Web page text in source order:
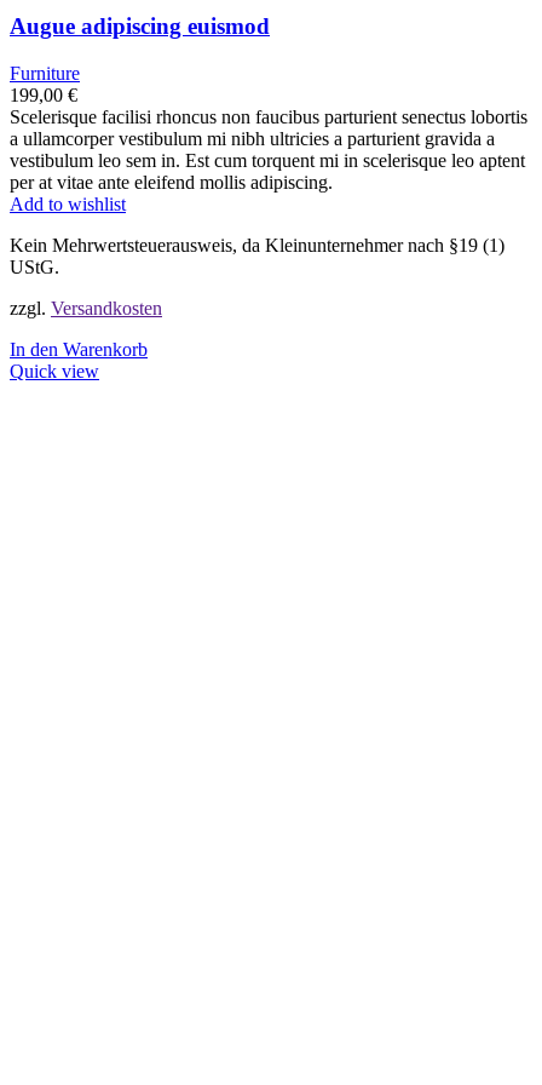
Augue adipiscing euismod
Furniture
199,00 €
Scelerisque facilisi rhoncus non faucibus parturient senectus lobortis
a ullamcorper vestibulum mi nibh ultricies a parturient gravida a
vestibulum leo sem in. Est cum torquent mi in scelerisque leo aptent
per at vitae ante eleifend mollis adipiscing.
Add to wishlist
Kein Mehrwertsteuerausweis, da Kleinunternehmer nach §19 (1)
UStG.
zzgl. Versandkosten
In den Warenkorb
Quick view